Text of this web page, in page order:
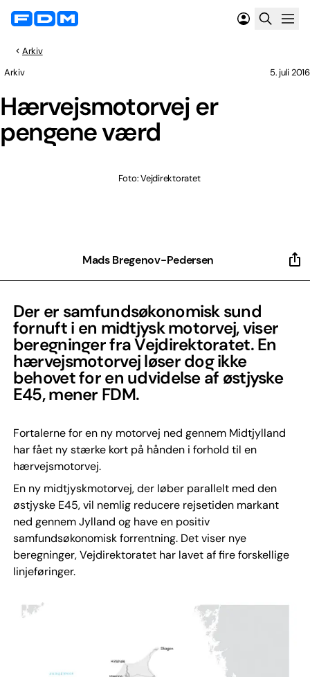
Arkiv
Hærvejsmotorvej er
pengene værd
Arkiv 5. juli 2016
Foto: Vejdirektoratet
Mads Bregenov-Pedersen
Der er samfundsøkonomisk sund
fornuft i en midtjysk motorvej, viser
beregninger fra Vejdirektoratet. En
hærvejsmotorvej løser dog ikke
behovet for en udvidelse af østjyske
E45, mener FDM.
Fortalerne for en ny motorvej ned gennem Midtjylland
har fået ny stærke kort på hånden i forhold til en
hærvejsmotorvej.
En ny midtjyskmotorvej, der løber parallelt med den
østjyske E45, vil nemlig reducere rejsetiden markant
ned gennem Jylland og have en positiv
samfundsøkonomisk forrentning. Det viser nye
beregninger, Vejdirektoratet har lavet af fire forskellige
linjeføringer.